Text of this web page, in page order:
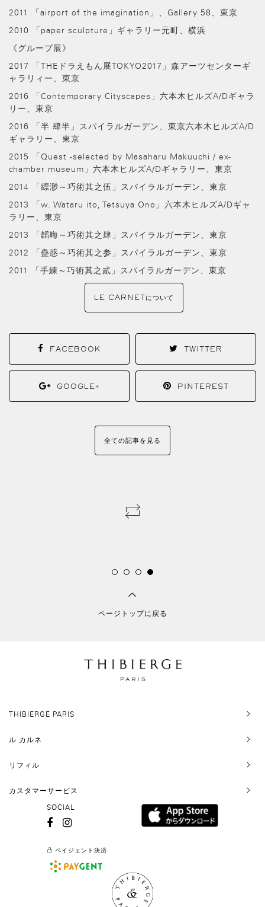
2011 「airport of the imagination」、Gallery 58、東京
2010 「paper sculpture」ギャラリー元町、横浜
《グループ展》
2017 「THEドラえもん展TOKYO2017」森アーツセンターギ
ャラリィー、東京
2016 「Contemporary Cityscapes」六本木ヒルズA/Dギャラ
リー、東京
2016 「半 肆半」スパイラルガーデン、東京六本木ヒルズA/D
ギャラリー、東京
2015 「Quest -selected by Masaharu Makuuchi / ex-
chamber museum」六本木ヒルズA/Dギャラリー、東京
2014 「縹渺～巧術其之伍」スパイラルガーデン、東京
2013 「w. Wataru ito, Tetsuya Ono」六本木ヒルズA/Dギャ
ラリー、東京
2013 「韜晦～巧術其之肆」スパイラルガーデン、東京
2012 「蠱惑～巧術其之参」スパイラルガーデン、東京
2011 「手練～巧術其之貳」スパイラルガーデン、東京
LE CARNETについて
FACEBOOK TWITTER
GOOGLE+ PINTEREST
全ての記事を見る
ページトップに戻る
THIBIERGE PARIS
ル カルネ
リフィル
カスタマーサービス
SOCIAL
ペイジェント決済